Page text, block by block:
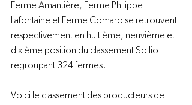
Ferme Amantière, Ferme Philippe
Lafontaine et Ferme Comaro se retrouvent
respectivement en huitième, neuvième et
dixième position du classement Sollio
regroupant 324 fermes.
Voici le classement des producteurs de